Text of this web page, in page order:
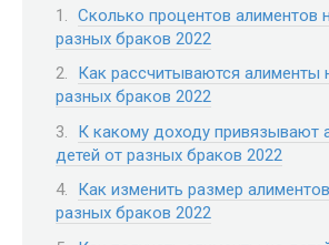
Сколько процентов алиментов
разных браков 2022
Как рассчитываются алименты
разных браков 2022
К какому доходу привязывают
детей от разных браков 2022
Как изменить размер
разных браков 2022